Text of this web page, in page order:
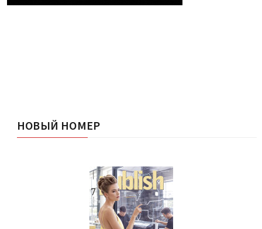
НОВЫЙ НОМЕР